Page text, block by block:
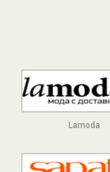
Lamoda